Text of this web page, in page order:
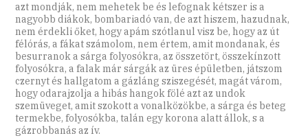
azt mondják, nem mehetek be és lefognak kétszer is a
nagyobb diákok, bombariadó van, de azt hiszem, hazudnak,
nem érdekli őket, hogy apám szótlanul visz be, hogy az út
félórás, a fákat számolom, nem értem, amit mondanak, és
besurranok a sárga folyosókra, az összetört, összekínzott
folyosókra, a falak már sárgák az üres épületben, játszom
czernyt és hallgatom a gázláng sziszegését, magát várom,
hogy odarajzolja a hibás hangok fölé azt az undok
szemüveget, amit szokott a vonalközökbe, a sárga és beteg
termekbe, folyosókba, talán egy korona alatt állok, s a
gázrobbanás az ív.